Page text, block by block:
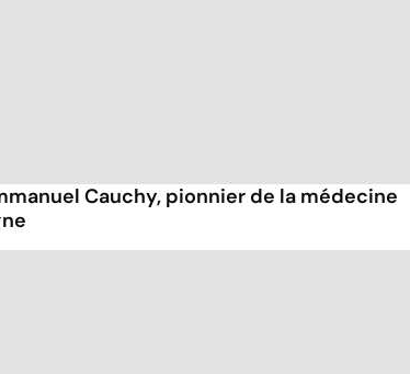
Cauchy, pionnier de la médecine